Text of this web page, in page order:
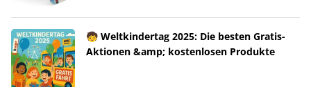
🧒 Weltkindertag 2025: Die besten Gratis-
Aktionen &amp; kostenlosen Produkte